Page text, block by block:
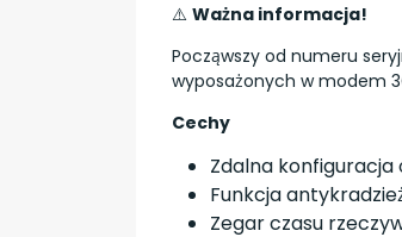
⚠️ Ważna informacja!
Począwszy od numeru
wyposażonych w modem
Cechy
Zdalna
Funkcja
Zegar czasu